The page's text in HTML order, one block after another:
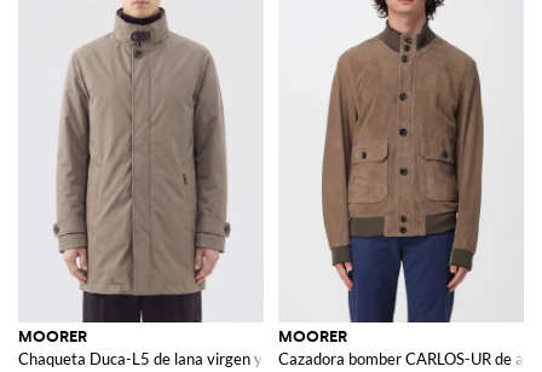
MOORER
Chaqueta Duca-L5 de lana virgen y seda
MOORER
Cazadora bomber CARLOS-UR de